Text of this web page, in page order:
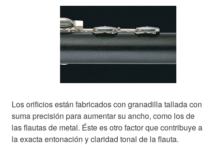
Los orificios están fabricados con granadilla tallada con
suma precisión para aumentar su ancho, como los de
las flautas de metal. Éste es otro factor que contribuye a
la exacta entonación y claridad tonal de la flauta.